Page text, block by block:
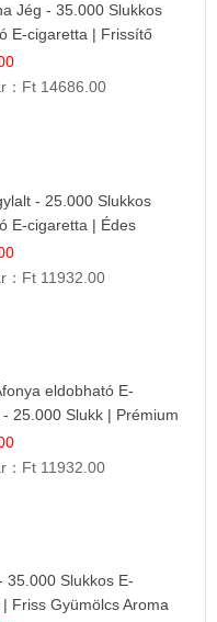
Jég - 35.000 Slukkos
E-cigaretta | Frissítő
Ft 14686.00
- 25.000 Slukkos
E-cigaretta | Édes
Ft 11932.00
eldobható E-
25.000 Slukk | Prémium
Íz
Ft 11932.00
35.000 Slukkos E-
Friss Gyümölcs Aroma